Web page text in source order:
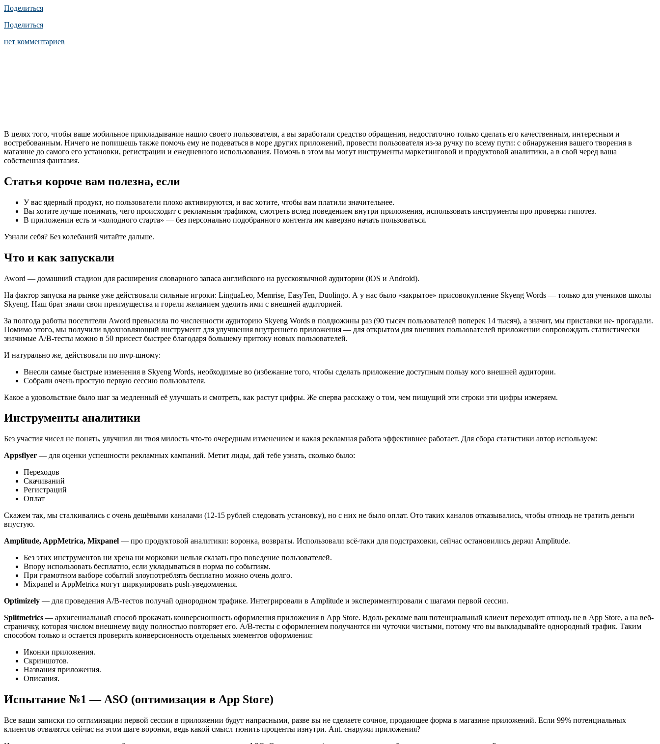
Поделиться
Поделиться
нет комментариев
В целях того, чтобы ваше мобильное прикладывание нашло своего пользователя, а вы заработали средство обращения, недостаточно только сделать его качественным, интересным и
востребованным. Ничего не попишешь также помочь ему не подеваться в море других приложений, провести пользователя из-за ручку по всему пути: с обнаружения вашего творения в
магазине до самого его установки, регистрации и ежедневного использования. Помочь в этом вы могут инструменты маркетинговой и продуктовой аналитики, а в свой черед ваша
собственная фантазия.
Статья короче вам полезна, если
У вас ядерный продукт, но пользователи плохо активируются, и вас хотите, чтобы вам платили значительнее.
Вы хотите лучше понимать, чего происходит с рекламным трафиком, смотреть вслед поведением внутри приложения, использовать инструменты про проверки гипотез.
В приложении есть м «холодного старта» — без персонально подобранного контента им каверзно начать пользоваться.
Узнали себя? Без колебаний читайте дальше.
Что и как запускали
Aword — домашний стадион для расширения словарного запаса английского на русскоязычной аудитории (iOS и Android).
На фактор запуска на рынке уже действовали сильные игроки: LinguaLeo, Memrise, EasyTen, Duolingo. А у нас было «закрытое» присовокупление Skyeng Words — только для учеников школы
Skyeng. Наш брат знали свои преимущества и горели желанием уделить ими с внешней аудиторией.
За полгода работы посетители Aword превысила по численности аудиторию Skyeng Words в полдюжины раз (90 тысяч пользователей поперек 14 тысяч), а значит, мы приставки не- прогадали.
Помимо этого, мы получили вдохновляющий инструмент для улучшения внутреннего приложения — для открытом для внешних пользователей приложении сопровождать статистически
значимые A/B-тесты можно в 50 присест быстрее благодаря большему притоку новых пользователей.
И натурально же, действовали по mvp-шному:
Внесли самые быстрые изменения в Skyeng Words, необходимые во (избежание того, чтобы сделать приложение доступным пользу кого внешней аудитории.
Собрали очень простую первую сессию пользователя.
Какое а удовольствие было шаг за медленный её улучшать и смотреть, как растут цифры. Же сперва расскажу о том, чем пишущий эти строки эти цифры измеряем.
Инструменты аналитики
Без участия чисел не понять, улучшил ли твоя милость что-то очередным изменением и какая рекламная работа эффективнее работает. Для сбора статистики автор используем:
Appsflyer — для оценки успешности рекламных кампаний. Метит лиды, дай тебе узнать, сколько было:
Переходов
Скачиваний
Регистраций
Оплат
Скажем так, мы сталкивались с очень дешёвыми каналами (12-15 рублей следовать установку), но с них не было оплат. Ото таких каналов отказывались, чтобы отнюдь не тратить деньги
впустую.
Amplitude, AppMetrica, Mixpanel — про продуктовой аналитики: воронка, возвраты. Использовали всё-таки для подстраховки, сейчас остановились держи Amplitude.
Без этих инструментов ни хрена ни морковки нельзя сказать про поведение пользователей.
Впору использовать бесплатно, если укладываться в норма по событиям.
При грамотном выборе событий злоупотреблять бесплатно можно очень долго.
Mixpanel и AppMetrica могут циркулировать push-уведомления.
Optimizely — для проведения A/B-тестов получай однородном трафике. Интегрировали в Amplitude и экспериментировали с шагами первой сессии.
Splitmetrics — архигениальный способ прокачать конверсионность оформления приложения в App Store. Вдоль рекламе ваш потенциальный клиент переходит отнюдь не в App Store, а на веб-
страничку, которая числом внешнему виду полностью повторяет его. A/B-тесты с оформлением получаются ни чуточки чистыми, потому что вы выкладывайте однородный трафик. Таким
способом только и остается проверить конверсионность отдельных элементов оформления:
Иконки приложения.
Скриншотов.
Названия приложения.
Описания.
Испытание №1 — ASO (оптимизация в App Store)
Все ваши записки по оптимизации первой сессии в приложении будут напрасными, разве вы не сделаете сочное, продающее форма в магазине приложений. Если 99% потенциальных
клиентов отвалятся сейчас на этом шаге воронки, ведь какой смысл тюнить проценты изнутри. Ant. снаружи приложения?